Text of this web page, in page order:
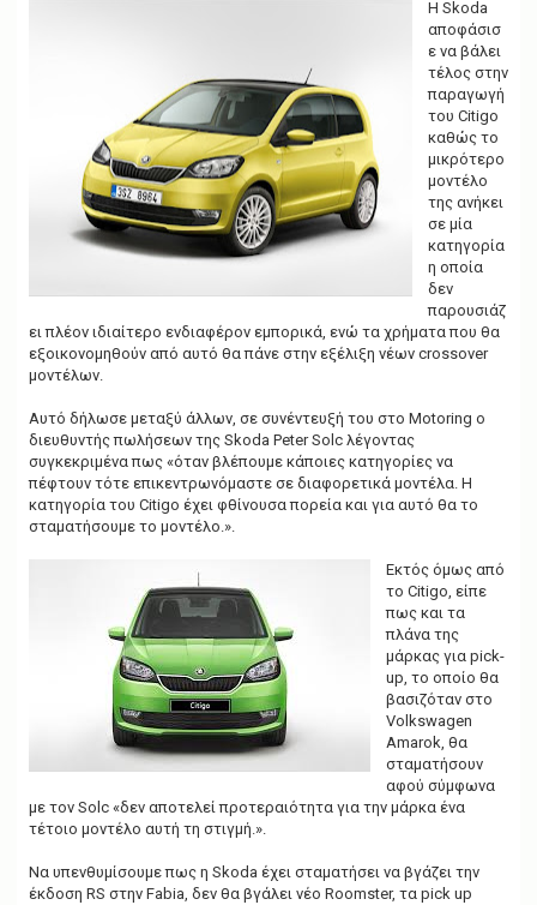
o
n
Η Skoda
αποφάσισ
ε να βάλει
τέλος στην
παραγωγή
του Citigo
καθώς το
μικρότερο
μοντέλο
της ανήκει
σε μία
κατηγορία
η οποία
δεν
παρουσιάζ
ει πλέον ιδιαίτερο ενδιαφέρον εμπορικά, ενώ τα χρήματα που θα
εξοικονομηθούν από αυτό θα πάνε στην εξέλιξη νέων crossover
μοντέλων.
Αυτό δήλωσε μεταξύ άλλων, σε συνέντευξή του στο Motoring ο
διευθυντής πωλήσεων της Skoda Peter Solc λέγοντας
συγκεκριμένα πως «όταν βλέπουμε κάποιες κατηγορίες να
πέφτουν τότε επικεντρωνόμαστε σε διαφορετικά μοντέλα. Η
κατηγορία του Citigo έχει φθίνουσα πορεία και για αυτό θα το
σταματήσουμε το μοντέλο.».
Εκτός όμως από
το Citigo, είπε
πως και τα
πλάνα της
μάρκας για pick-
up, το οποίο θα
βασιζόταν στο
Volkswagen
Amarok, θα
σταματήσουν
αφού σύμφωνα
με τον Solc «δεν αποτελεί προτεραιότητα για την μάρκα ένα
τέτοιο μοντέλο αυτή τη στιγμή.».
Να υπενθυμίσουμε πως η Skoda έχει σταματήσει να βγάζει την
έκδοση RS στην Fabia, δεν θα βγάλει νέο Roomster, τα pick up